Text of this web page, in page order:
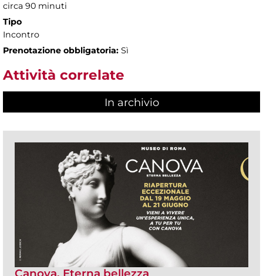
circa 90 minuti
Tipo
Incontro
Prenotazione obbligatoria: Sì
Attività correlate
In archivio
Canova. Eterna bellezza